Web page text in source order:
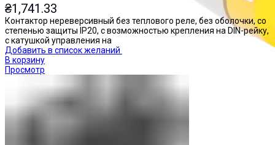
₴1,741.33
Контактор нереверсивный без теплового реле, без оболочки, со
степенью защиты IP20, с возможностью крепления на DIN-рейку,
с катушкой управления на
Добавить в список желаний
В корзину
Просмотр